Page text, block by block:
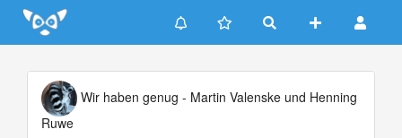
Update cookies preferences
Wir haben genug - Martin Valenske und Henning
Ruwe